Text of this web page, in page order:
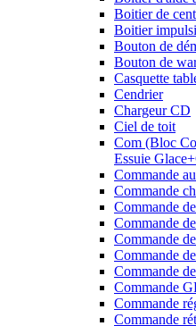
Boitier de
Boitier
Bouton de
Bouton de
Casquette
Cendrier
Chargeur CD
Ciel de toit
Com (Bloc
Essuie
Commande
Commande
Commande
Commande
Commande
Commande
Commande
Commande
Commande
Commande